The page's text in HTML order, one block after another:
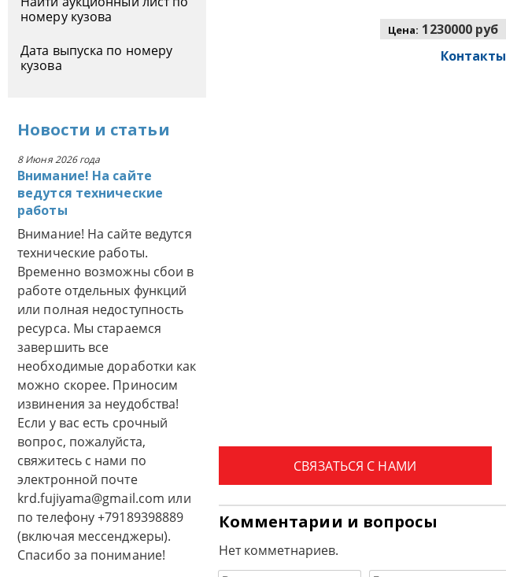
номеру кузова
Дата выпуска по номеру
кузова
Новости и статьи
8 Июня 2026 года
Внимание! На сайте
ведутся технические
работы
Внимание! На сайте ведутся
технические работы.
Временно возможны сбои в
работе отдельных функций
или полная недоступность
ресурса. Мы стараемся
завершить все
необходимые доработки как
можно скорее. Приносим
извинения за неудобства!
Если у вас есть срочный
вопрос, пожалуйста,
свяжитесь с нами по
электронной почте
krd.fujiyama@gmail.com или
по телефону +79189398889
(включая мессенджеры).
Спасибо за понимание!
Цена: 1230000 руб
Контакты
СВЯЗАТЬСЯ С НАМИ
Комментарии и вопросы
Нет комметнариев.